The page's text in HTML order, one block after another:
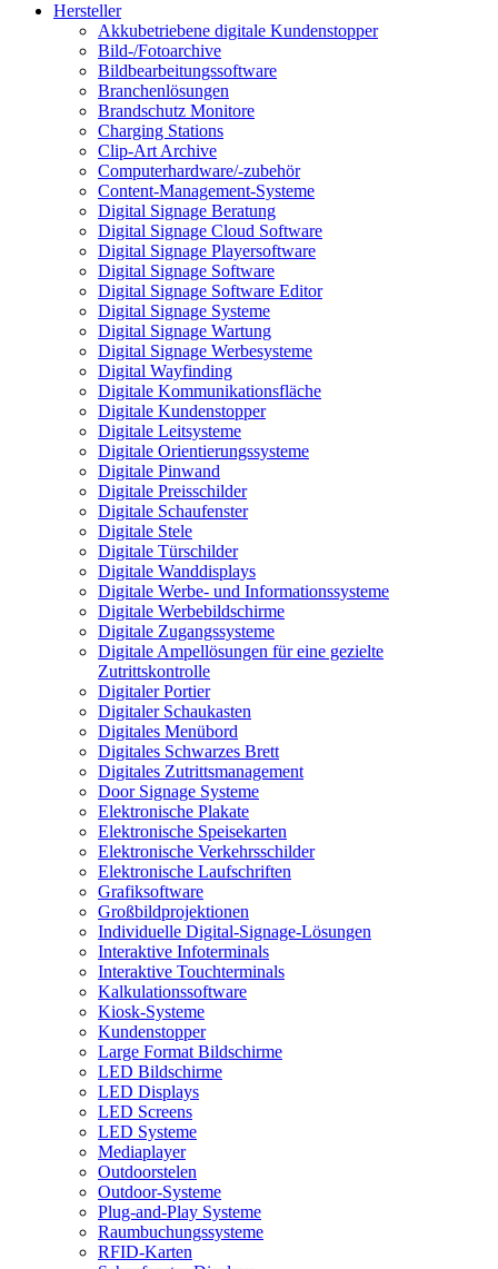
Hersteller
Akkubetriebene digitale Kundenstopper
Bild-/Fotoarchive
Bildbearbeitungssoftware
Branchenlösungen
Brandschutz Monitore
Charging Stations
Clip-Art Archive
Computerhardware/-zubehör
Content-Management-Systeme
Digital Signage Beratung
Digital Signage Cloud Software
Digital Signage Playersoftware
Digital Signage Software
Digital Signage Software Editor
Digital Signage Systeme
Digital Signage Wartung
Digital Signage Werbesysteme
Digital Wayfinding
Digitale Kommunikationsfläche
Digitale Kundenstopper
Digitale Leitsysteme
Digitale Orientierungssysteme
Digitale Pinwand
Digitale Preisschilder
Digitale Schaufenster
Digitale Stele
Digitale Türschilder
Digitale Wanddisplays
Digitale Werbe- und Informationssysteme
Digitale Werbebildschirme
Digitale Zugangssysteme
Digitale Ampellösungen für eine gezielte
Zutrittskontrolle
Digitaler Portier
Digitaler Schaukasten
Digitales Menübord
Digitales Schwarzes Brett
Digitales Zutrittsmanagement
Door Signage Systeme
Elektronische Plakate
Elektronische Speisekarten
Elektronische Verkehrsschilder
Elektronische Laufschriften
Grafiksoftware
Großbildprojektionen
Individuelle Digital-Signage-Lösungen
Interaktive Infoterminals
Interaktive Touchterminals
Kalkulationssoftware
Kiosk-Systeme
Kundenstopper
Large Format Bildschirme
LED Bildschirme
LED Displays
LED Screens
LED Systeme
Mediaplayer
Outdoorstelen
Outdoor-Systeme
Plug-and-Play Systeme
Raumbuchungssysteme
RFID-Karten